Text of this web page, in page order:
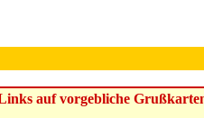
auf vorgebliche